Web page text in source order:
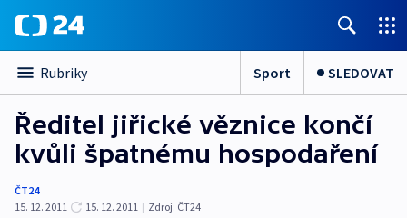
Rubriky Sport SLEDOVAT
Ředitel jiřické věznice končí
kvůli špatnému hospodaření
ČT24
15. 12. 2011
15. 12. 2011 | Zdroj: ČT24